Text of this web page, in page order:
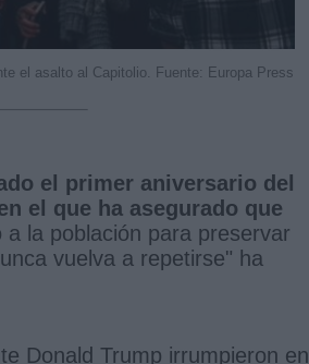
el asalto al Capitolio. Fuente: Europa Press
el primer aniversario del
el que ha asegurado que
la población para preservar
vuelva a repetirse" ha
Donald Trump irrumpieron en